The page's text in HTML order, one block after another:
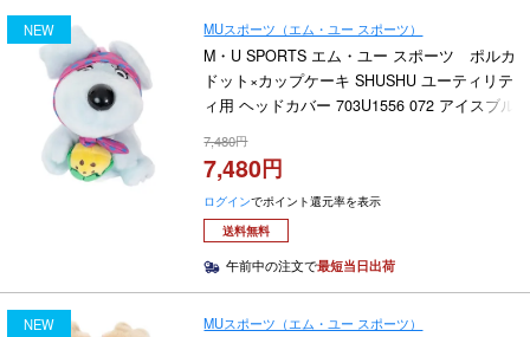
NEW MUスポーツ（エム・ユー スポーツ）
M・U SPORTS エム・ユー スポーツ ポルカ
ドット×カップケーキ SHUSHU ユーティリテ
ィ用 ヘッドカバー 703U1556 072 アイスブル
7,480
7,480
ログインでポイント還元率を表示
送料無料
午前中の注文で最短当日出荷
NEW MUスポーツ（エム・ユー スポーツ）